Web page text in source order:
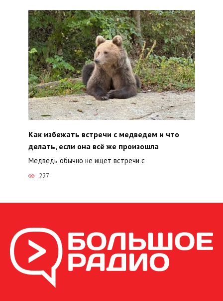
Как избежать встречи с медведем и что
делать, если она всё же произошла
Медведь обычно не ищет встречи с
227